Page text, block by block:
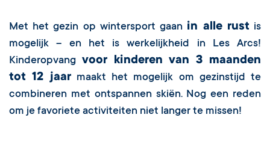
Met het gezin op wintersport gaan in alle rust is
mogelijk – en het is werkelijkheid in Les Arcs!
Kinderopvang voor kinderen van 3 maanden
tot 12 jaarmaakt het mogelijk om gezinstijd te
combineren met ontspannen skiën. Nog een reden
om je favoriete activiteiten niet langer te missen!